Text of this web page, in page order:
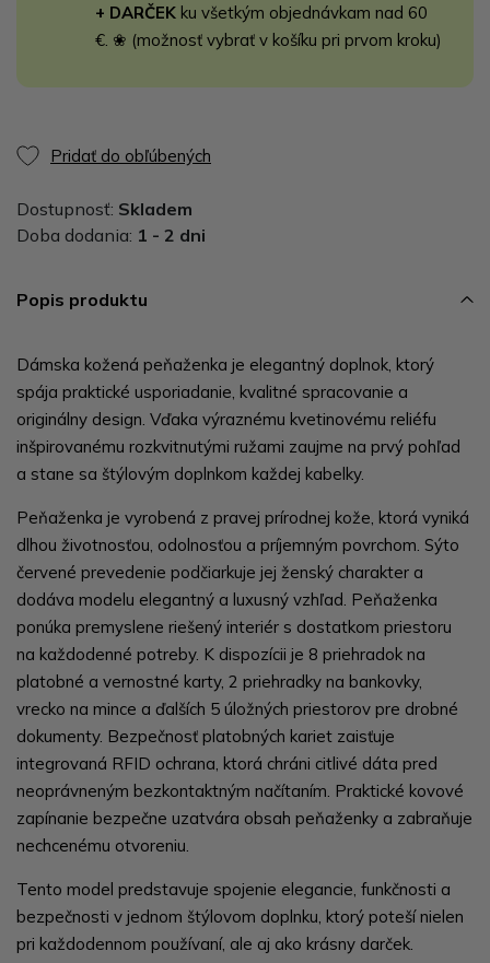
+ DARČEK ku všetkým objednávkam nad 60
€. ❀ (možnosť vybrať v košíku pri prvom kroku)
Pridať do obľúbených
Dostupnosť: Skladem
Doba dodania: 1 - 2 dni
Popis produktu
Dámska kožená peňaženka je elegantný doplnok, ktorý
spája praktické usporiadanie, kvalitné spracovanie a
originálny design. Vďaka výraznému kvetinovému reliéfu
inšpirovanému rozkvitnutými ružami zaujme na prvý pohľad
a stane sa štýlovým doplnkom každej kabelky.
Peňaženka je vyrobená z pravej prírodnej kože, ktorá vyniká
dlhou životnosťou, odolnosťou a príjemným povrchom. Sýto
červené prevedenie podčiarkuje jej ženský charakter a
dodáva modelu elegantný a luxusný vzhľad. Peňaženka
ponúka premyslene riešený interiér s dostatkom priestoru
na každodenné potreby. K dispozícii je 8 priehradok na
platobné a vernostné karty, 2 priehradky na bankovky,
vrecko na mince a ďalších 5 úložných priestorov pre drobné
dokumenty. Bezpečnosť platobných kariet zaisťuje
integrovaná RFID ochrana, ktorá chráni citlivé dáta pred
neoprávneným bezkontaktným načítaním. Praktické kovové
zapínanie bezpečne uzatvára obsah peňaženky a zabraňuje
nechcenému otvoreniu.
Tento model predstavuje spojenie elegancie, funkčnosti a
bezpečnosti v jednom štýlovom doplnku, ktorý poteší nielen
pri každodennom používaní, ale aj ako krásny darček.